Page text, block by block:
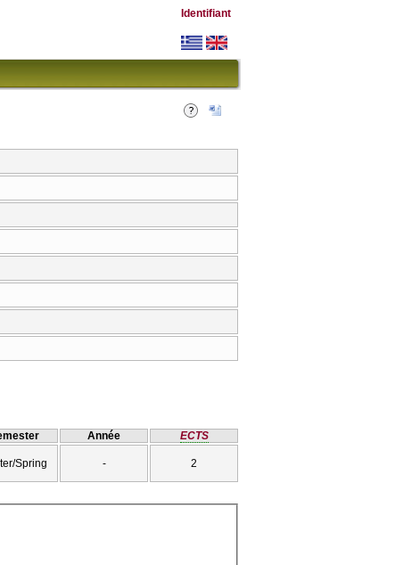
Identifiant
Année ECTS
Spring - 2